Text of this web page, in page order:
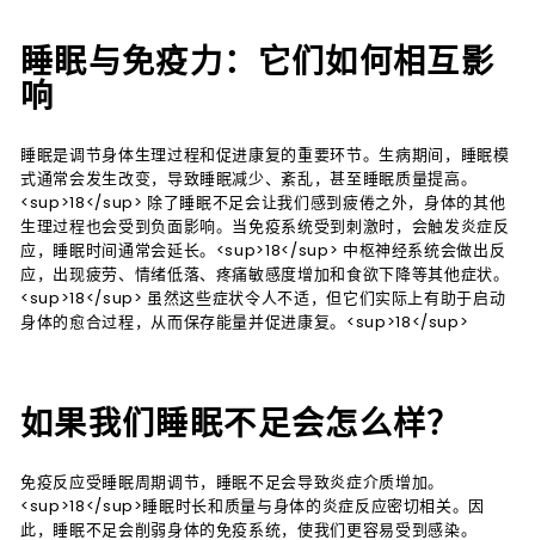
睡眠与免疫力：它们如何相互影
响
睡眠是调节身体生理过程和促进康复的重要环节。生病期间，睡眠模
式通常会发生改变，导致睡眠减少、紊乱，甚至睡眠质量提高。
<sup>18</sup> 除了睡眠不足会让我们感到疲倦之外，身体的其他
生理过程也会受到负面影响。当免疫系统受到刺激时，会触发炎症反
应，睡眠时间通常会延长。<sup>18</sup> 中枢神经系统会做出反
应，出现疲劳、情绪低落、疼痛敏感度增加和食欲下降等其他症状。
<sup>18</sup> 虽然这些症状令人不适，但它们实际上有助于启动
身体的愈合过程，从而保存能量并促进康复。<sup>18</sup>
如果我们睡眠不足会怎么样？
免疫反应受睡眠周期调节，睡眠不足会导致炎症介质增加。
<sup>18</sup>睡眠时长和质量与身体的炎症反应密切相关。因
此，睡眠不足会削弱身体的免疫系统，使我们更容易受到感染。